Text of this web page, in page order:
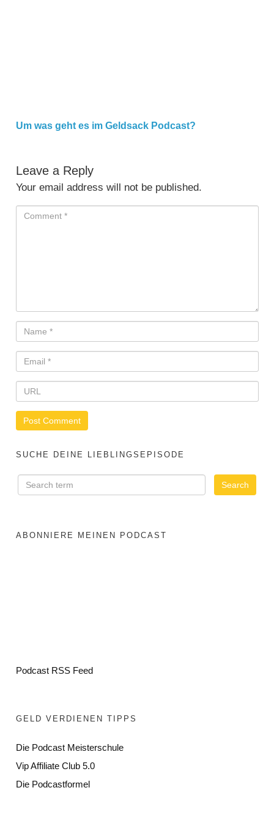
Um was geht es im Geldsack Podcast?
Leave a Reply
Your email address will not be published.
SUCHE DEINE LIEBLINGSEPISODE
ABONNIERE MEINEN PODCAST
Podcast RSS Feed
GELD VERDIENEN TIPPS
Die Podcast Meisterschule
Vip Affiliate Club 5.0
Die Podcastformel